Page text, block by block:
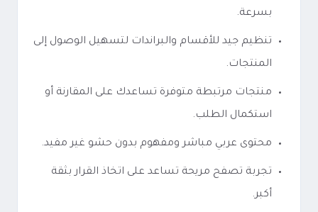
بسرعة.
تنظيم جيد للأقسام والبراندات لتسهيل الوصول إلى
المنتجات.
منتجات مرتبطة متوفرة تساعدك على المقارنة أو
استكمال الطلب.
محتوى عربي مباشر ومفهوم بدون حشو غير مفيد.
تجربة تصفح مريحة تساعد على اتخاذ القرار بثقة
أكبر.